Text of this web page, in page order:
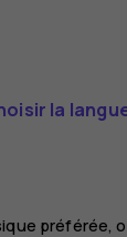
la
préférée,